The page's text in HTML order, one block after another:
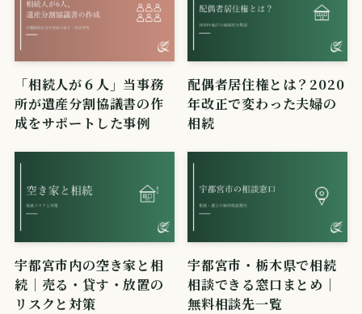
「相続人が６人」当事務
所が遺産分割協議書の作
成をサポートした事例
配偶者居住権とは？2020
年改正で変わった夫婦の
相続
宇都宮市内の空き家と相
続｜売る・貸す・放置の
リスクと対策
宇都宮市・栃木県で相続
相談できる窓口まとめ｜
無料相談先一覧